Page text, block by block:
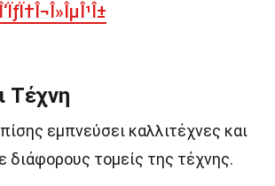
Τέχνη
εμπνεύσει καλλιτέχνες και
διάφορους τομείς της τέχνης.